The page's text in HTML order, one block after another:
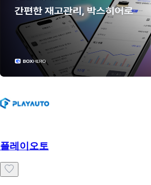
플레이오토